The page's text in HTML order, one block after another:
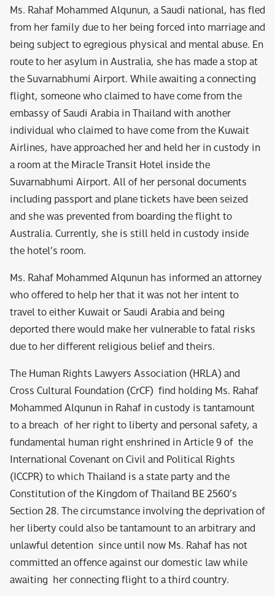
Ms. Rahaf Mohammed Alqunun, a Saudi national, has fled
from her family due to her being forced into marriage and
being subject to egregious physical and mental abuse. En
route to her asylum in Australia, she has made a stop at
the Suvarnabhumi Airport. While awaiting a connecting
flight, someone who claimed to have come from the
embassy of Saudi Arabia in Thailand with another
individual who claimed to have come from the Kuwait
Airlines, have approached her and held her in custody in
a room at the Miracle Transit Hotel inside the
Suvarnabhumi Airport. All of her personal documents
including passport and plane tickets have been seized
and she was prevented from boarding the flight to
Australia. Currently, she is still held in custody inside
the hotel’s room.
Ms. Rahaf Mohammed Alqunun has informed an attorney
who offered to help her that it was not her intent to
travel to either Kuwait or Saudi Arabia and being
deported there would make her vulnerable to fatal risks
due to her different religious belief and theirs.
The Human Rights Lawyers Association (HRLA) and
Cross Cultural Foundation (CrCF) find holding Ms. Rahaf
Mohammed Alqunun in Rahaf in custody is tantamount
to a breach of her right to liberty and personal safety, a
fundamental human right enshrined in Article 9 of the
International Covenant on Civil and Political Rights
(ICCPR) to which Thailand is a state party and the
Constitution of the Kingdom of Thailand BE 2560’s
Section 28. The circumstance involving the deprivation of
her liberty could also be tantamount to an arbitrary and
unlawful detention since until now Ms. Rahaf has not
committed an offence against our domestic law while
awaiting her connecting flight to a third country.